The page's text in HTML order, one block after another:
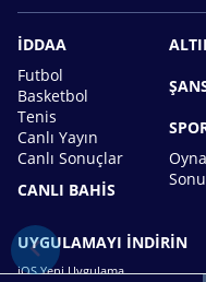
İDDAA
Futbol
Basketbol
Tenis
Canlı Yayın
Canlı Sonuçlar
CANLI BAHİS
Oyna
UYGULAMAYI İNDİRİN
iOS Yeni Uygulama